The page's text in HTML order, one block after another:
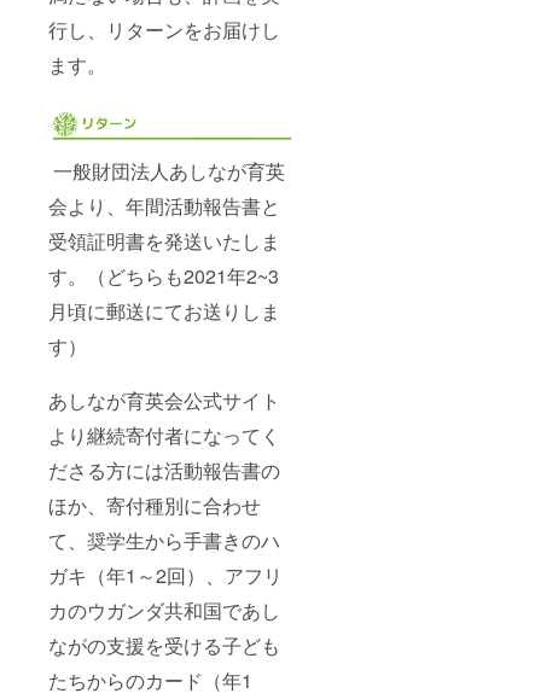
行し、リターンをお届けし
ます。
一般財団法人あしなが育英
会より、年間活動報告書と
受領証明書を発送いたしま
す。（どちらも2021年2~3
月頃に郵送にてお送りしま
す）
あしなが育英会公式サイト
より継続寄付者になってく
ださる方には活動報告書の
ほか、寄付種別に合わせ
て、奨学生から手書きのハ
ガキ（年1～2回）、アフリ
カのウガンダ共和国であし
ながの支援を受ける子ども
たちからのカード（年1